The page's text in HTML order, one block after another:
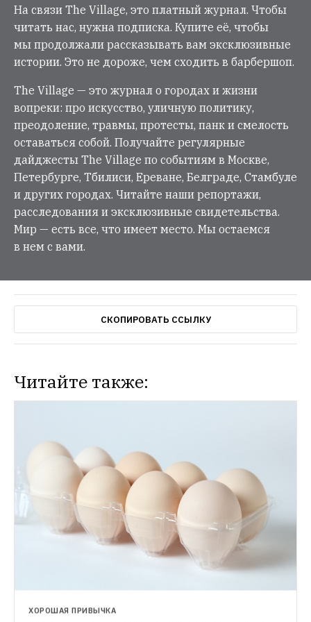
На связи The Village, это платный журнал. Чтобы
читать нас, нужна подписка. Купите её, чтобы
мы продолжали рассказывать вам эксклюзивные
истории. Это не дороже, чем сходить в барбершоп.
The Village — это журнал о городах и жизни
вопреки: про искусство, уличную политику,
преодоление, травмы, протесты, панк и смелость
оставаться собой. Получайте регулярные
дайджесты The Village по событиям в Москве,
Петербурге, Тбилиси, Ереване, Белграде, Стамбуле
и других городах. Читайте наши репортажи,
расследования и эксклюзивные свидетельства.
Мир — есть все, что имеет место. Мы остаемся
в нем с вами.
СКОПИРОВАТЬ ССЫЛКУ
Читайте также:
ХОРОШАЯ ПРИВЫЧКА